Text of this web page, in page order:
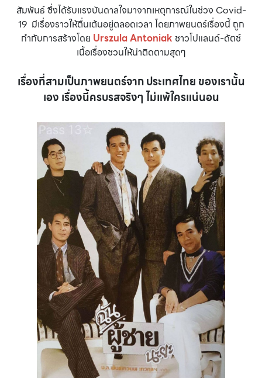
สัมพันธ์ ซึ่งได้รับแรงบันดาลใจมาจากเหตุการณ์ในช่วง Covid-
19 มีเรื่องราวให้ตื่นเต้นอยู่ตลอดเวลา โดยภาพยนตร์เรื่องนี้ ถูก
กำกับการสร้างโดย Urszula Antoniak ชาวโปแลนด์-ดัตช์
เนื้อเรื่องชวนให้น่าติดตามสุดๆ
เรื่องที่สามเป็นภาพยนตร์จาก ประเทศไทย ของเรานั้น
เอง เรื่องนี้ครบรสจริงๆ ไม่แพ้ใครแน่นอน